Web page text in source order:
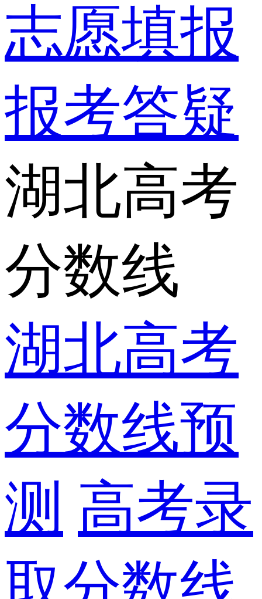
志愿填报
报考答疑
湖北高考
分数线
湖北高考
分数线预
测 高考录